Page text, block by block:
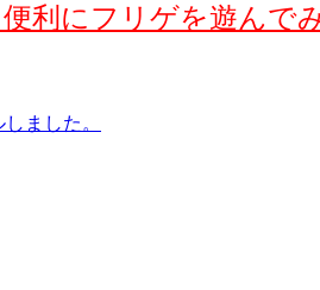
利にフリゲを遊んで
ました。